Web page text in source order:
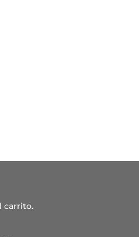
carrito.